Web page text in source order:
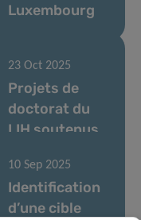
Luxembourg
23 Oct 2025
Projets de
doctorat du
LIH soutenus
du Pélican
10 Sep 2025
Identification
d’une cible